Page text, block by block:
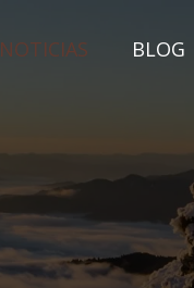
NOTICIAS BLOG